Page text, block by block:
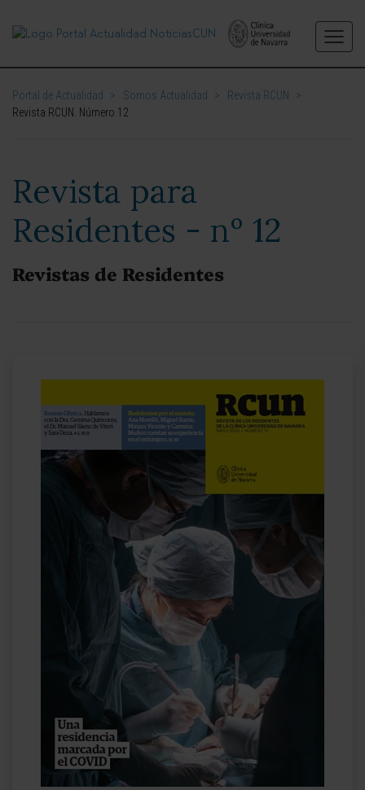
Portal de Actualidad > Somos Actualidad > Revista RCUN
>
Revista RCUN. Número 12
Revista para
Residentes - nº 12
Revistas de Residentes